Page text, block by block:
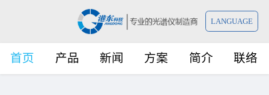
LANGUAGE
首页 产品 新闻 方案 简介 联络